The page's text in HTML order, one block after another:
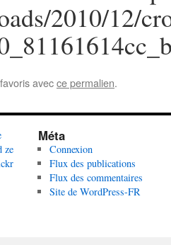
2010/12/
avecce permalien.
ze
Méta
Connexion
Flux des publications
Flux des commentaires
Site de WordPress-FR